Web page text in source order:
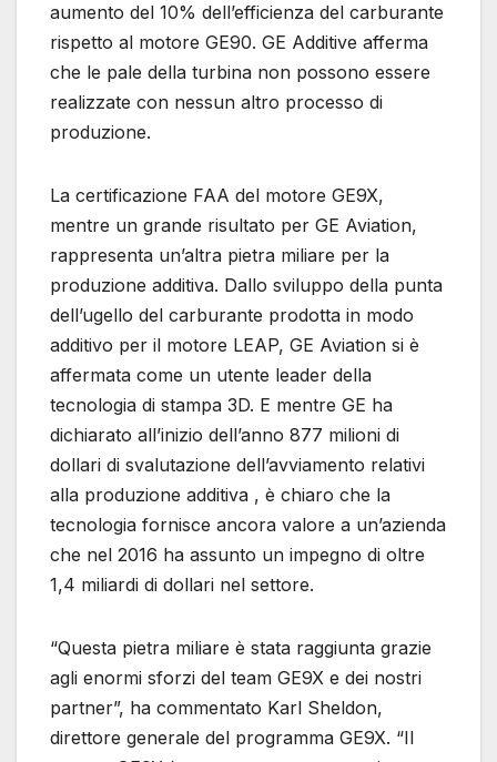
aumento del 10% dell’efficienza del carburante
rispetto al motore GE90. GE Additive afferma
che le pale della turbina non possono essere
realizzate con nessun altro processo di
produzione.
La certificazione FAA del motore GE9X,
mentre un grande risultato per GE Aviation,
rappresenta un’altra pietra miliare per la
produzione additiva. Dallo sviluppo della punta
dell’ugello del carburante prodotta in modo
additivo per il motore LEAP, GE Aviation si è
affermata come un utente leader della
tecnologia di stampa 3D. E mentre GE ha
dichiarato all’inizio dell’anno 877 milioni di
dollari di svalutazione dell’avviamento relativi
alla produzione additiva , è chiaro che la
tecnologia fornisce ancora valore a un’azienda
che nel 2016 ha assunto un impegno di oltre
1,4 miliardi di dollari nel settore.
“Questa pietra miliare è stata raggiunta grazie
agli enormi sforzi del team GE9X e dei nostri
partner”, ha commentato Karl Sheldon,
direttore generale del programma GE9X. “Il